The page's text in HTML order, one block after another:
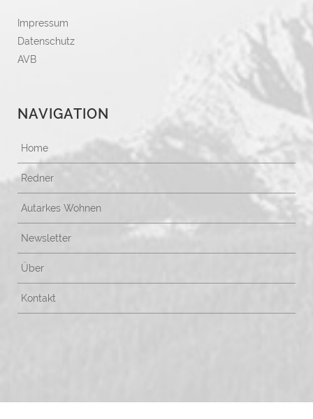
Impressum
Datenschutz
AVB
NAVIGATION
Home
Redner
Autarkes Wohnen
Newsletter
Über
Kontakt